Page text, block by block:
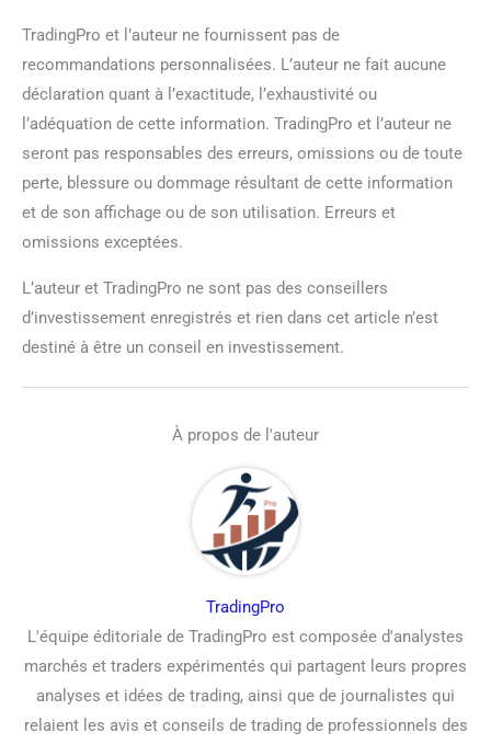
TradingPro et l’auteur ne fournissent pas de
recommandations personnalisées. L’auteur ne fait aucune
déclaration quant à l’exactitude, l’exhaustivité ou
l’adéquation de cette information. TradingPro et l’auteur ne
seront pas responsables des erreurs, omissions ou de toute
perte, blessure ou dommage résultant de cette information
et de son affichage ou de son utilisation. Erreurs et
omissions exceptées.
L’auteur et TradingPro ne sont pas des conseillers
d’investissement enregistrés et rien dans cet article n’est
destiné à être un conseil en investissement.
À propos de l'auteur
TradingPro
L'équipe éditoriale de TradingPro est composée d'analystes
marchés et traders expérimentés qui partagent leurs propres
analyses et idées de trading, ainsi que de journalistes qui
relaient les avis et conseils de trading de professionnels des